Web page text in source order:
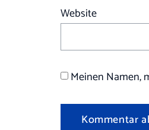
Website
Meinen Namen,